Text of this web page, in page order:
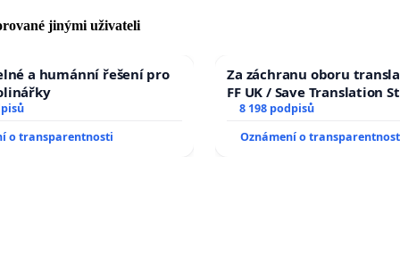
jinými uživateli
a humánní řešení pro
o transparentnosti
Za záchranu oboru
FF UK / Save Translation
the Faculty of Arts, Charles
8 198 podpisů
Oznámení o